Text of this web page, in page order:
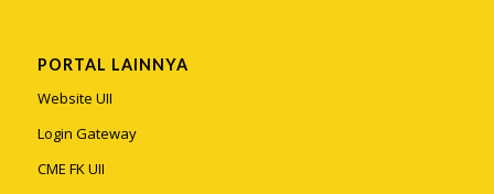
PORTAL LAINNYA
Website UII
Login Gateway
CME FK UII